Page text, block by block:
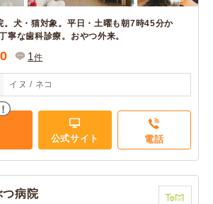
。犬・猫対象。平日・土曜も朝7時45分か
寧な歯科診療。おやつ外来。
1件
イヌ / ネコ
公式サイト 電話
つ病院